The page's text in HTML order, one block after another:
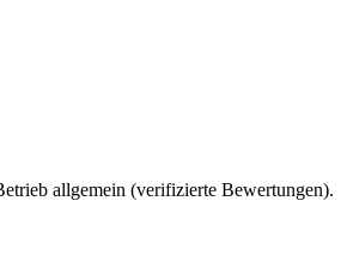
allgemein (verifizierte Bewertungen).